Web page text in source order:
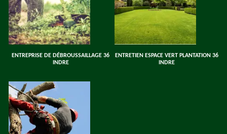
ENTREPRISE DE DÉBROUSSAILLAGE 36
INDRE
ENTRETIEN ESPACE VERT PLANTATION 36
INDRE